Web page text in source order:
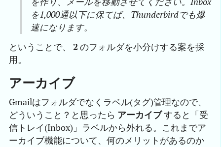
を1,000通以下に保てば、Thunderbirdでも爆
速になります。
ということで、 2 のフォルダを小分けする案を採
用。
アーカイブ
Gmailはフォルダでなくラベル(タグ)管理なので、
どういうこと？と思ったら アーカイブすると「受
信トレイ(Inbox)」ラベルから外れる。これまでア
ーカイブ機能について、何のメリットがあるのか